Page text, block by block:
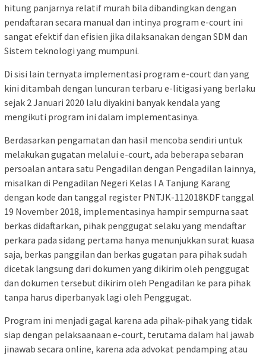
hitung panjarnya relatif murah bila dibandingkan dengan
pendaftaran secara manual dan intinya program e-court ini
sangat efektif dan efisien jika dilaksanakan dengan SDM dan
Sistem teknologi yang mumpuni.
Di sisi lain ternyata implementasi program e-court dan yang
kini ditambah dengan luncuran terbaru e-litigasi yang berlaku
sejak 2 Januari 2020 lalu diyakini banyak kendala yang
mengikuti program ini dalam implementasinya.
Berdasarkan pengamatan dan hasil mencoba sendiri untuk
melakukan gugatan melalui e-court, ada beberapa sebaran
persoalan antara satu Pengadilan dengan Pengadilan lainnya,
misalkan di Pengadilan Negeri Kelas I A Tanjung Karang
dengan kode dan tanggal register PNTJK-112018KDF tanggal
19 November 2018, implementasinya hampir sempurna saat
berkas didaftarkan, pihak penggugat selaku yang mendaftar
perkara pada sidang pertama hanya menunjukkan surat kuasa
saja, berkas panggilan dan berkas gugatan para pihak sudah
dicetak langsung dari dokumen yang dikirim oleh penggugat
dan dokumen tersebut dikirim oleh Pengadilan ke para pihak
tanpa harus diperbanyak lagi oleh Penggugat.
Program ini menjadi gagal karena ada pihak-pihak yang tidak
siap dengan pelaksaanaan e-court, terutama dalam hal jawab
jinawab secara online, karena ada advokat pendamping atau